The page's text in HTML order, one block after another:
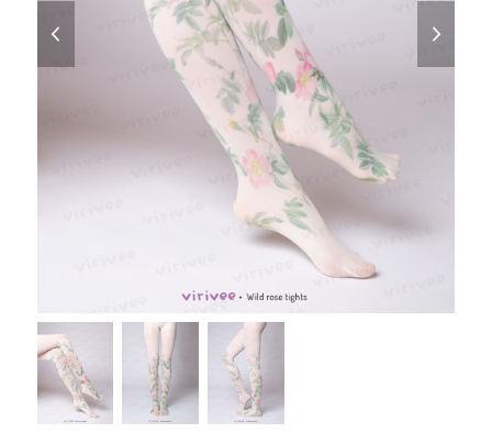
slide
slide